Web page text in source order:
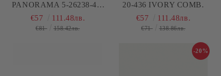
PANORAMA 5-26238-43-
001 BLACK
€57 111.48лв.
€81 158.42лв.
20-436 IVORY COMB.
€57 111.48лв.
€71 138.86лв.
-20%